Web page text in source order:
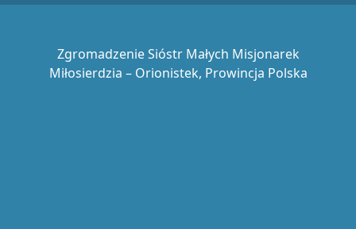
Zgromadzenie Sióstr Małych Misjonarek
Miłosierdzia – Orionistek, Prowincja Polska